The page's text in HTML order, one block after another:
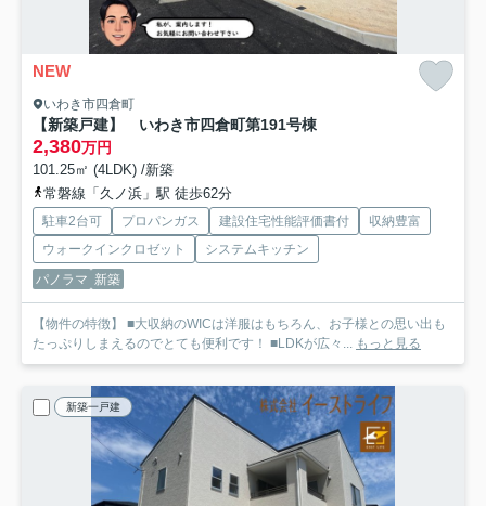
NEW
いわき市四倉町
【新築戸建】 いわき市四倉町第191号棟
2,380万円
101.25㎡ (4LDK) /新築
常磐線「久ノ浜」駅 徒歩62分
駐車2台可 プロパンガス 建設住宅性能評価書付
収納豊富
ウォークインクロゼット
システムキッチン
パノラマ 新築
【物件の特徴】 ■大収納のWICは洋服はもちろん、お子様との思い出も
たっぷりしまえるのでとても便利です！ ■LDKが広々... もっと見る
新築一戸建